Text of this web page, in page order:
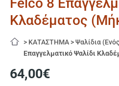
Κλαδέματος
> ΚΑΤΑΣΤΗΜΑ >Ψαλίδια
Επαγγελματικό Ψαλίδι
64,00€